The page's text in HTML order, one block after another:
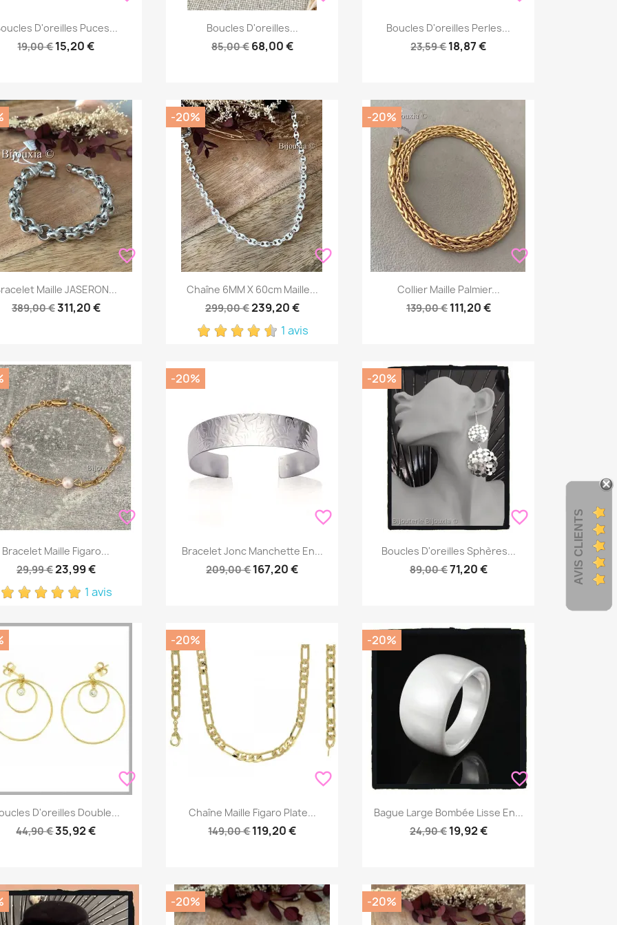
Aperçu rapide
D'oreilles Puces...
19,00 €15,20 €
Aperçu rapide
Boucles D'oreilles...
85,00 € 68,00 €
Aperçu rapide
Boucles D'oreilles Perles...
23,59 €18,87 €
favorite_border
Aperçu rapide
Maille JASERON...
389,00 €311,20 €
favorite_border
 Aperçu rapide
Chaîne 6MM X 60cm Maille...
299,00 €239,20 €
1 avis
-20%
favorite_border
Aperçu rapide
Collier Maille Palmier...
139,00 € 111,20 €
-20%
favorite_border
Aperçu rapide
Bracelet Maille Figaro...
29,99 €23,99 €
1 avis
favorite_border
Aperçu rapide
Bracelet Jonc Manchette En...
209,00 €167,20 €
-20%
favorite_border
Aperçu rapide
Boucles D'oreilles Sphères...
89,00 €71,20 €
-20%
favorite_border
Aperçu rapide
D'oreilles Double...
44,90 €35,92 €
favorite_border
Aperçu rapide
Chaîne Maille Figaro Plate...
149,00 €119,20 €
-20%
favorite_border
Aperçu rapide
Bague Large Bombée Lisse En...
24,90 € 19,92 €
-20%
-20% -20%
AVIS CLIENTS